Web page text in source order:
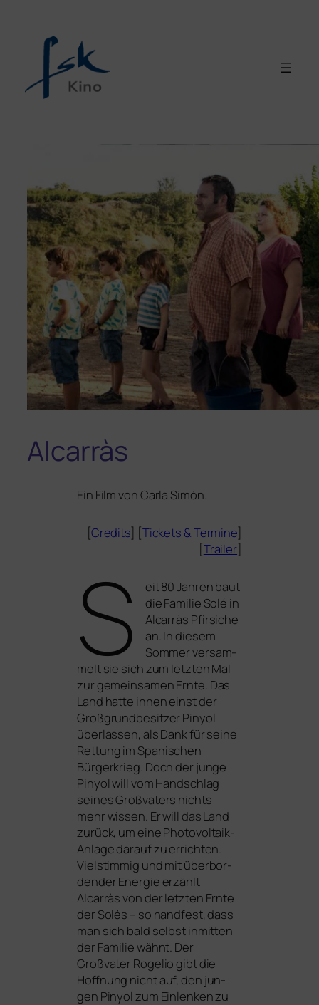
Alcarràs
Ein Film von Carla Simón.
[Credits] [Tickets &Termine]
[Trailer]
S
eit 80 Jahren baut
die Familie Solé in
Alcarràs Pfirsiche
an. In die­sem
Sommer ver­sam­
melt sie sich zum letz­ten Mal
zur gemein­sa­men Ernte. Das
Land hat­te ihnen einst der
Großgrundbesitzer Pinyol
über­las­sen, als Dank für sei­ne
Rettung im Spanischen
Bürgerkrieg. Doch der jun­ge
Pinyol will vom Handschlag
sei­nes Großvaters nichts
mehr wis­sen. Er will das Land
zurück, um eine Photovoltaik-
Anlage dar­auf zu errich­ten.
Vielstimmig und mit über­bor­
den­der Energie erzählt
Alcarràsvon der letz­ten Ernte
der Solés – so hand­fest, dass
man sich bald selbst inmit­ten
der Familie wähnt. Der
Großvater Rogelio gibt die
Hoffnung nicht auf, den jun­
gen Pinyol zum Einlenken zu